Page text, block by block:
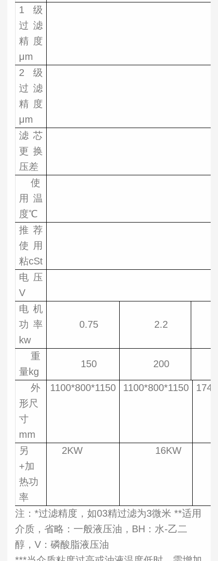
1级
过滤
精度
μm
2级
过滤
精度
μm
滤芯
更换
压差
使
用温
度℃
推荐
使用
粘cSt
电压
V
电机
功率
kw
0.75 2.2
重
量kg
150 200
外
形尺
寸
mm
1100*800*1150 1100*800*1150
另
+加
热功
率
2KW 16KW
注：*过滤精度，如03精过滤为3微米 **适用
介质，省略：一般液压油，BH：水-乙二
醇，V：磷酸脂液压油